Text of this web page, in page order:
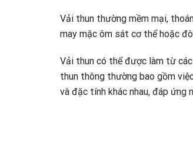
Vải thun thường mềm mại,
may mặc ôm sát cơ thể hoặc
Vải thun có thể được làm từ
thun thông thường bao gồm
và đặc tính khác nhau, đáp ứng